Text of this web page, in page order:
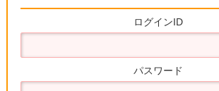
ログインID
パスワード